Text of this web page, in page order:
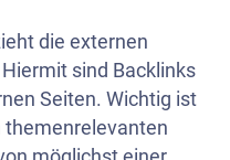
die externen
sind Backlinks
Seiten. Wichtig ist
themenrelevanten